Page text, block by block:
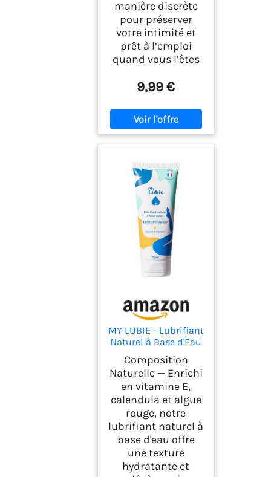
manière discrète
pour préserver
votre intimité et
prêt à l’emploi
quand vous l’êtes
9,99 €
MY LUBIE - Lubrifiant
Naturel à Base d'Eau
avec Calendula &
Vitamine E | 75 ml |
Lubrifiant Vegan -
Confort Durable -
Fabriqué en France
Composition
Naturelle — Enrichi
en vitamine E,
calendula et algue
rouge, notre
lubrifiant naturel à
base d'eau offre
une texture
hydratante et